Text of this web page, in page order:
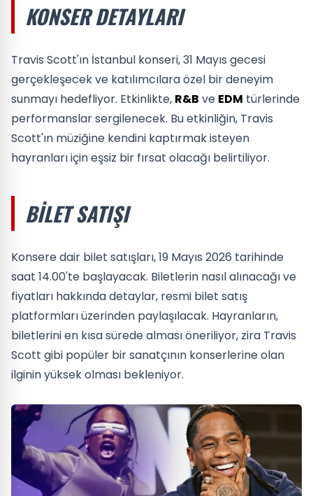
KONSER DETAYLARI
Travis Scott'ın İstanbul konseri, 31 Mayıs gecesi
gerçekleşecek ve katılımcılara özel bir deneyim
sunmayı hedefliyor. Etkinlikte, R&B ve EDM türlerinde
performanslar sergilenecek. Bu etkinliğin, Travis
Scott'ın müziğine kendini kaptırmak isteyen
hayranları için eşsiz bir fırsat olacağı belirtiliyor.
BILET SATIŞI
Konsere dair bilet satışları, 19 Mayıs 2026 tarihinde
saat 14.00'te başlayacak. Biletlerin nasıl alınacağı ve
fiyatları hakkında detaylar, resmi bilet satış
platformları üzerinden paylaşılacak. Hayranların,
biletlerini en kısa sürede alması öneriliyor, zira Travis
Scott gibi popüler bir sanatçının konserlerine olan
ilginin yüksek olması bekleniyor.